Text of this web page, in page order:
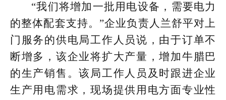
“我们将增加一批用电设备，需要电力
的整体配套支持。”企业负责人兰舒平对上
门服务的供电局工作人员说，由于订单不
断增多，该企业将扩大产量，增加牛腊巴
的生产销售。该局工作人员及时跟进企业
生产用电需求，现场提供用电方面专业性